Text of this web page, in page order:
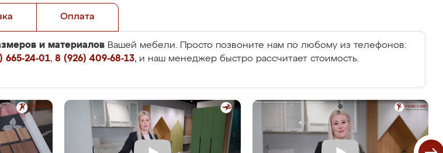
Оплата
и материалов Вашей мебели. Просто позвоните нам по любому из телефонов:
665-24-01, 8 (926) 409-68-13, и наш менеджер быстро рассчитает стоимость.